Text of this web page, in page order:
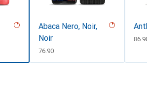
Abaca Nero, Noir,
Noir
CHF
76.90
CHF